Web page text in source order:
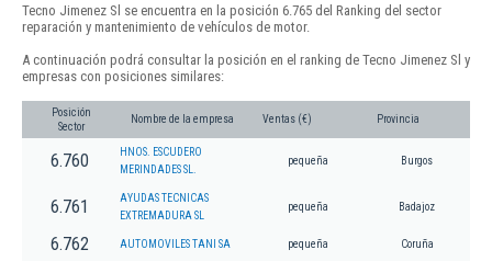
Tecno Jimenez Sl se encuentra en la posición 6.765 del Ranking del sector
reparación y mantenimiento de vehículos de motor.
A continuación podrá consultar la posición en el ranking de Tecno Jimenez Sl y
empresas con posiciones similares:
Posición
Sector
Nombre de la empresa Ventas (€) Provincia
6.760
HNOS. ESCUDERO
MERINDADES SL.
pequeña Burgos
6.761
AYUDAS TECNICAS
EXTREMADURA SL
pequeña Badajoz
6.762 AUTOMOVILES TANI SA pequeña Coruña